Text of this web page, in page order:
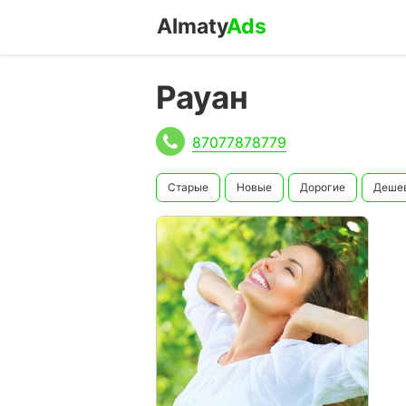
AlmatyAds
Рауан
87077878779
Старые Новые Дорогие